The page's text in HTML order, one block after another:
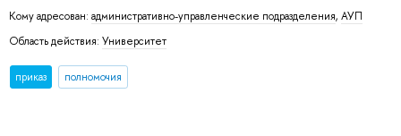
Кому адресован: административно-управленческие подразделения, АУП
Область действия: Университет
приказ полномочия